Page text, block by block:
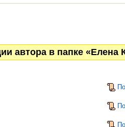
автора в папке «Елена